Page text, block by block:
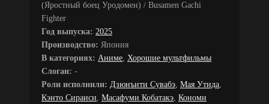
(Яростный боец Уродомен) / Busamen Gachi
Fighter
Год выпуска: 2025
Производство: Япония
В категориях: Аниме, Хорошие мультфильмы
Слоган: -
Роли исполнили: Дзюнъити Сувабэ, Мая Утида,
Кэнто Сираиси, Масафуми Кобатакэ, Кономи